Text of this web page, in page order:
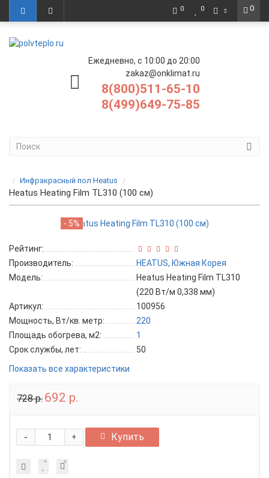
0
0 0
Ежедневно, с 10:00 до 20:00
zakaz@onklimat.ru
8(800)511-65-10
8(499)649-75-85
Инфракрасный пол Heatus
Heatus Heating Film TL310 (100 см)
- 5%
Рейтинг:
Производитель:
HEATUS, Южная Корея
Модель:
Heatus Heating Film TL310
(220 Вт/м 0,338 мм)
Артикул:
100956
Мощность, Вт/кв. метр:
220
Площадь обогрева, м2:
1
Срок службы, лет:
50
Показать все характеристики
728 р. 692 р.
+
- Купить